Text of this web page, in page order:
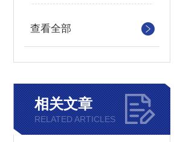
查看全部
相关文章
RELATED ARTICLES